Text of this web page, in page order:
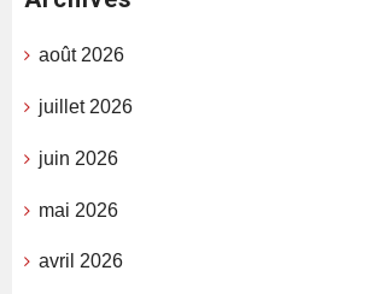
août 2026
juillet 2026
juin 2026
mai 2026
avril 2026